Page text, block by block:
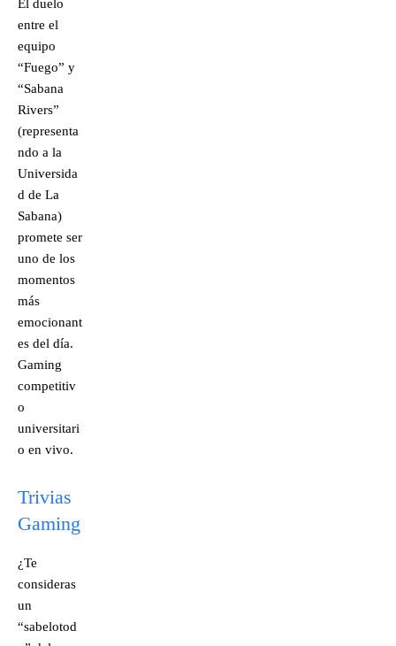
El duelo
entre el
equipo
“Fuego” y
“Sabana
Rivers”
(representa
ndo a la
Universida
d de La
Sabana)
promete ser
uno de los
momentos
más
emocionant
es del día.
Gaming
competitiv
o
universitari
o en vivo.
Trivias
Gaming
¿Te
consideras
un
“sabelotod